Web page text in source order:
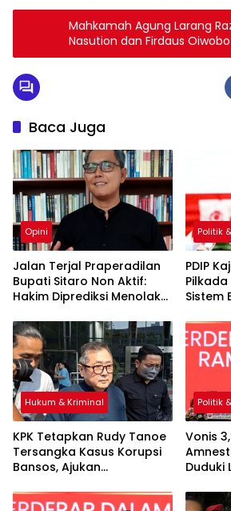
Mahkamah Agung Larang
Nasution dan Firdaus
sebagai Advokat
Baca Juga
Opini
Jalan Terjal Praperadilan
Bupati Sitaro Non Aktif:
Hakim Diprediksi Menolak
Politik
PDIP
Pilkada
Sistem
Mundur
Hukum & Kriminal
KPK Tetapkan Rudy Tanoe
Tersangka Kasus Korupsi
Bansos, Ajukan
Status Hukum
Politik
Vonis
Duduki